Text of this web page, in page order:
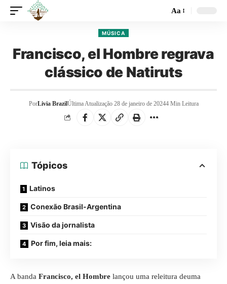
Aa
MÚSICA
Francisco, el Hombre regrava
clássico de Natiruts
PorLivia BrazilÚltima Atualização 28 de janeiro de 20244 Min Leitura
Tópicos
Latinos
Conexão Brasil-Argentina
Visão da jornalista
Por fim, leia mais:
A banda Francisco, el Hombre lançou uma releitura deuma